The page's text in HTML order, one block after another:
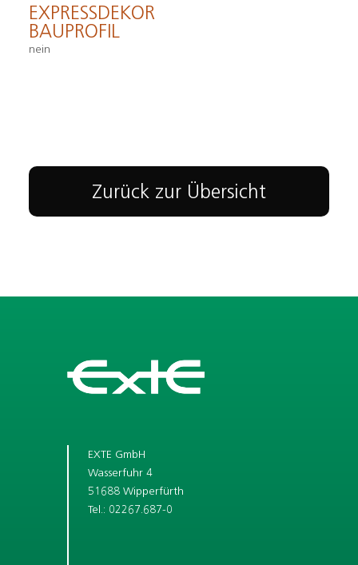
EXPRESSDEKOR
BAUPROFIL
nein
Zurück zur Übersicht
EXTE GmbH
Wasserfuhr 4
51688 Wipperfürth
Tel.: 02267.687-0